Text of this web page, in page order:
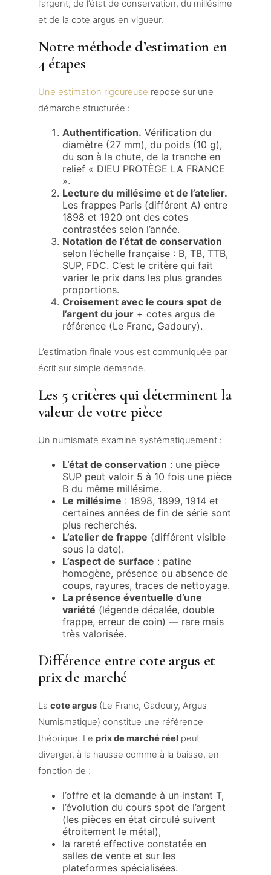
l’argent, de l’état de conservation, du millésime
et de la cote argus en vigueur.
Notre méthode d’estimation en
4 étapes
Une estimation rigoureuse repose sur une
démarche structurée :
Authentification. Vérification du
diamètre (27 mm), du poids (10 g),
du son à la chute, de la tranche en
relief « DIEU PROTÈGE LA FRANCE
».
Lecture du millésime et de l’atelier.
Les frappes Paris (différent A) entre
1898 et 1920 ont des cotes
contrastées selon l’année.
Notation de l’état de conservation
selon l’échelle française : B, TB, TTB,
SUP, FDC. C’est le critère qui fait
varier le prix dans les plus grandes
proportions.
Croisement avec le cours spot de
l’argent du jour+ cotes argus de
référence (Le Franc, Gadoury).
L’estimation finale vous est communiquée par
écrit sur simple demande.
Les 5 critères qui déterminent la
valeur de votre pièce
Un numismate examine systématiquement :
L’état de conservation : une pièce
SUP peut valoir 5 à 10 fois une pièce
B du même millésime.
Le millésime : 1898, 1899, 1914 et
certaines années de fin de série sont
plus recherchés.
L’atelier de frappe (différent visible
sous la date).
L’aspect de surface : patine
homogène, présence ou absence de
coups, rayures, traces de nettoyage.
La présence éventuelle d’une
variété (légende décalée, double
frappe, erreur de coin) — rare mais
très valorisée.
Différence entre cote argus et
prix de marché
La cote argus(Le Franc, Gadoury, Argus
Numismatique) constitue une référence
théorique. Le prix de marché réel peut
diverger, à la hausse comme à la baisse, en
fonction de :
l’offre et la demande à un instant T,
l’évolution du cours spot de l’argent
(les pièces en état circulé suivent
étroitement le métal),
la rareté effective constatée en
salles de vente et sur les
plateformes spécialisées.